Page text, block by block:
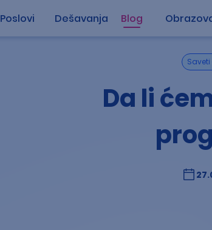
Poslovi Dešavanja Blog
Da li